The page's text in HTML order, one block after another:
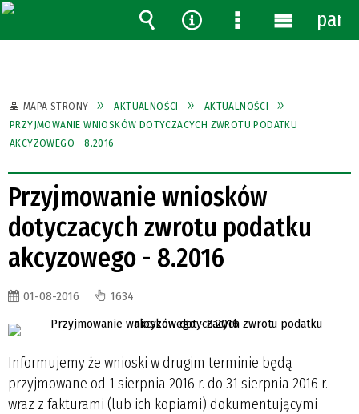
MAPA STRONY AKTUALNOŚCI
AKTUALNOŚCI
PRZYJMOWANIE WNIOSKÓW DOTYCZACYCH ZWROTU PODATKU
AKCYZOWEGO - 8.2016
Przyjmowanie wniosków
dotyczacych zwrotu podatku
akcyzowego - 8.2016
01-08-2016 1634
Informujemy że wnioski w drugim terminie będą
przyjmowane od 1 sierpnia 2016 r. do 31 sierpnia 2016 r.
wraz z fakturami (lub ich kopiami) dokumentującymi
Wyszukiwarka
Narzędzia
MenuMenu